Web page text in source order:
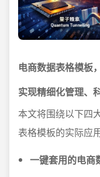
电商数据表格模板
实现精细化管理、
本文将围绕以下四
表格模板的实际应
一键套用的电商